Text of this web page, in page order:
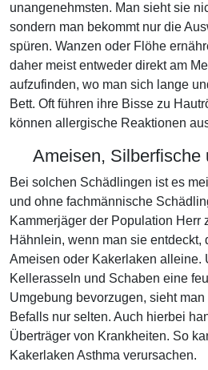
unangenehmsten. Man sieht sie
sondern man bekommt nur die
spüren. Wanzen oder Flöhe
daher meist entweder direkt am
aufzufinden, wo man sich lange
Bett. Oft führen ihre Bisse zu
können allergische Reaktionen
Ameisen, Silberfische
Bei solchen Schädlingen ist es
und ohne fachmännische
Kammerjäger der Population Herr
Hähnlein, wenn man sie entdeckt,
Ameisen oder Kakerlaken alleine.
Kellerasseln und Schaben eine
Umgebung bevorzugen, sieht
Befalls nur selten. Auch hierbei
Überträger von Krankheiten. So
Kakerlaken Asthma verursachen.